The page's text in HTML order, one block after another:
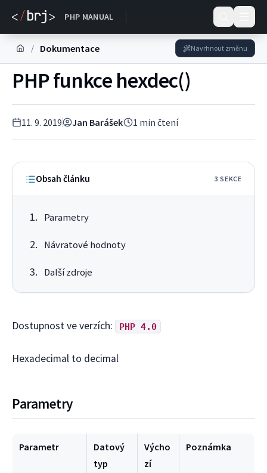
PHP MANUAL
Dokumentace
/ Dokumentace Navrhnout změnu
PHP funkce hexdec()
11. 9. 2019 Jan Barášek 1 min čtení
Obsah článku 3 SEKCE
Parametry
Návratové hodnoty
Další zdroje
Dostupnost ve verzích: PHP 4.0
Hexadecimal to decimal
Parametry
Parametr
Datový
typ
Výcho
zí
Poznámka